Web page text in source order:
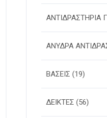
ΑΝΤΙΔΡΑΣΤΗΡΙΑ
ΑΝΥΔΡΑ
ΒΑΣΕΙΣ (19)
ΔΕΙΚΤΕΣ (56)